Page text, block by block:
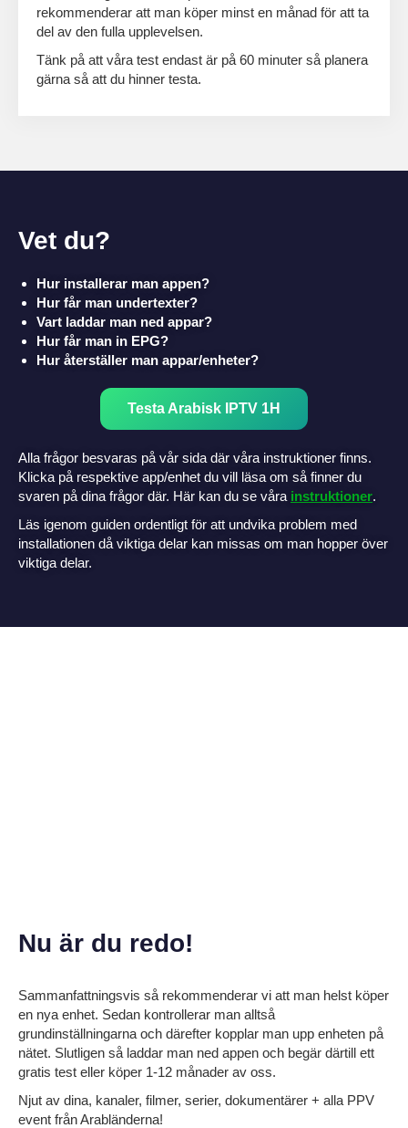
rekommenderar att man köper minst en månad för att ta
del av den fulla upplevelsen.
Tänk på att våra test endast är på 60 minuter så planera
gärna så att du hinner testa.
Vet du?
Hur installerar man appen?
Hur får man undertexter?
Vart laddar man ned appar?
Hur får man in EPG?
Hur återställer man appar/enheter?
Testa Arabisk IPTV 1H
Alla frågor besvaras på vår sida där våra instruktioner finns.
Klicka på respektive app/enhet du vill läsa om så finner du
svaren på dina frågor där. Här kan du se våra instruktioner.
Läs igenom guiden ordentligt för att undvika problem med
installationen då viktiga delar kan missas om man hopper över
viktiga delar.
Nu är du redo!
Sammanfattningsvis så rekommenderar vi att man helst köper
en nya enhet. Sedan kontrollerar man alltså
grundinställningarna och därefter kopplar man upp enheten på
nätet. Slutligen så laddar man ned appen och begär därtill ett
gratis test eller köper 1-12 månader av oss.
Njut av dina, kanaler, filmer, serier, dokumentärer + alla PPV
event från Arabländerna!